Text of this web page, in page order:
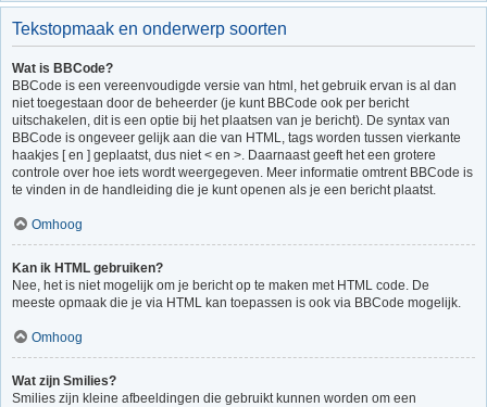
Tekstopmaak en onderwerp soorten
Wat is BBCode?
BBCode is een vereenvoudigde versie van html, het gebruik ervan is al dan
niet toegestaan door de beheerder (je kunt BBCode ook per bericht
uitschakelen, dit is een optie bij het plaatsen van je bericht). De syntax van
BBCode is ongeveer gelijk aan die van HTML, tags worden tussen vierkante
haakjes [ en ] geplaatst, dus niet < en >. Daarnaast geeft het een grotere
controle over hoe iets wordt weergegeven. Meer informatie omtrent BBCode is
te vinden in de handleiding die je kunt openen als je een bericht plaatst.
Omhoog
Kan ik HTML gebruiken?
Nee, het is niet mogelijk om je bericht op te maken met HTML code. De
meeste opmaak die je via HTML kan toepassen is ook via BBCode mogelijk.
Omhoog
Wat zijn Smilies?
Smilies zijn kleine afbeeldingen die gebruikt kunnen worden om een